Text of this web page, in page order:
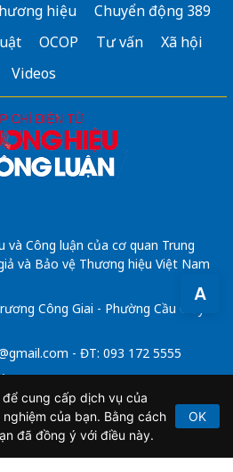
A
hiệu
Chuyển động 389
OCOP Tư vấn
Xã hội
Videos
Công luận của cơ quan Trung
và Bảo vệ Thương hiệu Việt Nam
Công Giai - Phường Cầu Giấy -
- ĐT: 093 172 5555
điện tử số 64/GP-BTTTT do Bộ
ngày 21/2/2020.
cung cấp dịch vụ của
của bạn. Bằng cách
đã đồng ý với điều này.
OK